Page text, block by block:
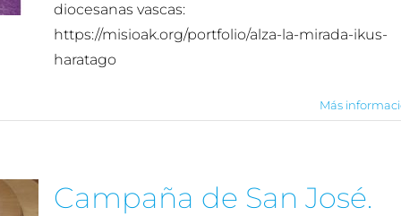
diocesanas vascas:
https://misioak.org/portfolio/alza-la-mirada-ikus-
haratago
Más
Campaña de San José.